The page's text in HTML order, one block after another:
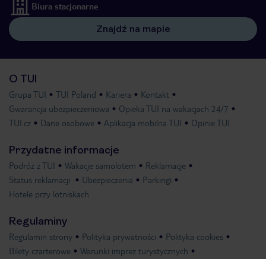
Biura stacjonarne
Znajdź na mapie
O TUI
Grupa TUI TUI Poland Kariera
Kontakt
Gwarancja ubezpieczeniowa
Opieka TUI na wakacjach 24/7
TUI.cz
Dane osobowe Aplikacja mobilna TUI Opinie TUI
Przydatne informacje
Podróż z TUI Wakacje samolotem
Reklamacje
Status reklamacji
Ubezpieczenia
Parkingi
Hotele przy lotniskach
Regulaminy
Regulamin strony Polityka prywatności
Polityka cookies
Bilety czarterowe
Warunki imprez turystycznych